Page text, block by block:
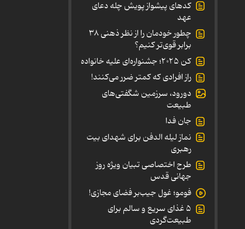
کدهای پیشواز پویش چله دعای
عهد
چطور خودمان را از نظر ذهنی ۳۸
برابر قوی‌تر کنیم؟
کن ۲۰۲۵؛ جشنواره‌ای علیه خانواده
راز افرادی که کمتر ضرر می‌کنند!
دورود، سرزمین شگفتی‌های
طبیعت
جان فدا
نماز لیله الدفن برای شهدای بیت
رهبری
طرح اختصاصی تبیان ویژه روز
جهانی قدس
فومو؛ غول جیب‌بر فضای مجازی!
۵ غذای سریع و سالم برای
طبیعت‌گردی